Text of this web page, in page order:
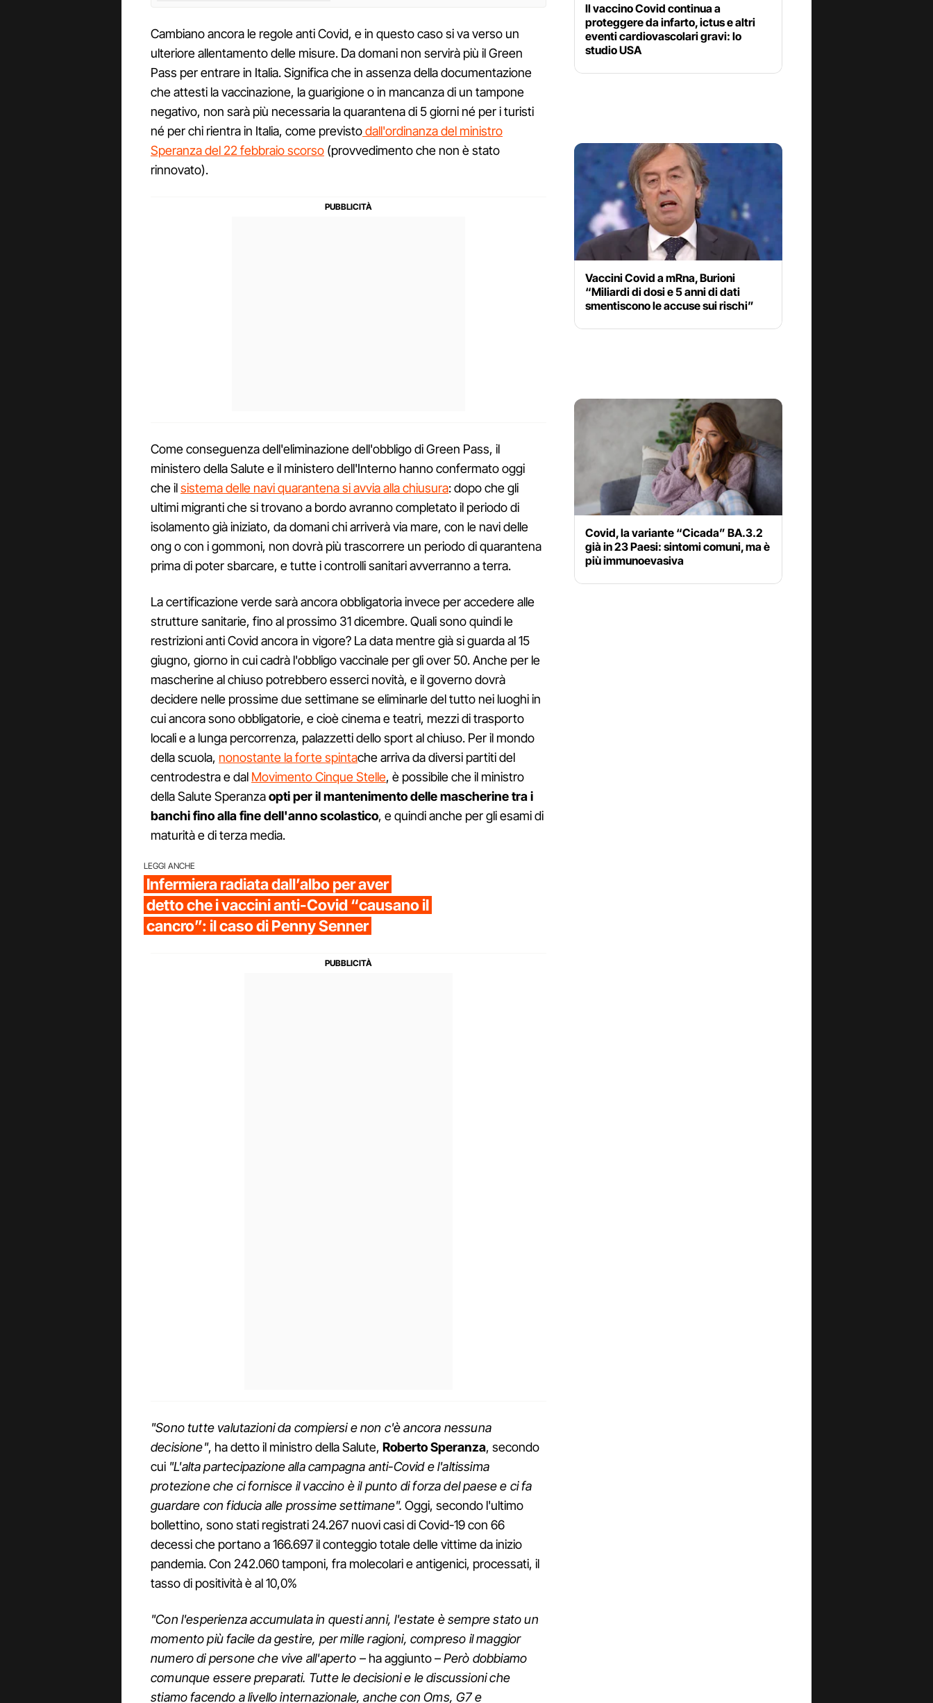
Cambiano ancora le regole anti Covid, e in questo caso si va verso un
ulteriore allentamento delle misure. Da domani non servirà più il Green
Pass per entrare in Italia. Significa che in assenza della documentazione
che attesti la vaccinazione, la guarigione o in mancanza di un tampone
negativo, non sarà più necessaria la quarantena di 5 giorni né per i turisti
né per chi rientra in Italia, come previstodall'ordinanza del ministro
Speranza del 22 febbraio scorso (provvedimento che non è stato
rinnovato).
Come conseguenza dell'eliminazione dell'obbligo di Green Pass, il
ministero della Salute e il ministero dell'Interno hanno confermato oggi
che ilsistema delle navi quarantena si avvia alla chiusura: dopo che gli
ultimi migranti che si trovano a bordo avranno completato il periodo di
isolamento già iniziato, da domani chi arriverà via mare, con le navi delle
ong o con i gommoni, non dovrà più trascorrere un periodo di quarantena
prima di poter sbarcare, e tutte i controlli sanitari avverranno a terra.
La certificazione verde sarà ancora obbligatoria invece per accedere alle
strutture sanitarie, fino al prossimo 31 dicembre. Quali sono quindi le
restrizioni anti Covid ancora in vigore? La data mentre già si guarda al 15
giugno, giorno in cui cadrà l'obbligo vaccinale per gli over 50. Anche per le
mascherine al chiuso potrebbero esserci novità, e il governo dovrà
decidere nelle prossime due settimane se eliminarle del tutto nei luoghi in
cui ancora sono obbligatorie, e cioè cinema e teatri, mezzi di trasporto
locali e a lunga percorrenza, palazzetti dello sport al chiuso. Per il mondo
della scuola, nonostante la forte spintache arriva da diversi partiti del
centrodestra e dal Movimento Cinque Stelle, è possibile che il ministro
della Salute Speranzaopti per il mantenimento delle mascherine tra i
banchi fino alla fine dell'anno scolastico, e quindi anche per gli esami di
maturità e di terza media.
LEGGI ANCHE
Infermiera radiata dall’albo per aver
detto che i vaccini anti-Covid “causano il
cancro”: il caso di Penny Senner
"Sono tutte valutazioni da compiersi e non c'è ancora nessuna
decisione", ha detto il ministro della Salute, Roberto Speranza, secondo
cui "L'alta partecipazione alla campagna anti-Covid e l'altissima
protezione che ci fornisce il vaccino è il punto di forza del paese e ci fa
guardare con fiducia alle prossime settimane".Oggi, secondo l'ultimo
bollettino, sono stati registrati 24.267 nuovi casi di Covid-19 con 66
decessi che portano a 166.697 il conteggio totale delle vittime da inizio
pandemia. Con 242.060 tamponi, fra molecolari e antigenici, processati, il
tasso di positività è al 10,0%
"Con l'esperienza accumulata in questi anni, l'estate è sempre stato un
momento più facile da gestire, per mille ragioni, compreso il maggior
numero di persone che vive all'aperto – ha aggiunto –Però dobbiamo
comunque essere preparati. Tutte le decisioni e le discussioni che
stiamo facendo a livello internazionale, anche con Oms, G7 e
Il vaccino Covid continua a
proteggere da infarto, ictus e altri
eventi cardiovascolari gravi: lo
studio USA
Vaccini Covid a mRna, Burioni
“Miliardi di dosi e 5 anni di dati
smentiscono le accuse sui rischi”
Covid, la variante “Cicada” BA.3.2
già in 23 Paesi: sintomi comuni, ma è
più immunoevasiva